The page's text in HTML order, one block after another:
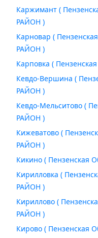
Каржимант (
РАЙОН )
Карновар (
РАЙОН )
Карповка (
Кевдо-Вершина (
РАЙОН )
Кевдо-Мельситово (
РАЙОН )
Кижеватово (
РАЙОН )
Кикино ( Пензенская
Кирилловка (
РАЙОН )
Кириллово (
РАЙОН )
Кирово ( Пензенская